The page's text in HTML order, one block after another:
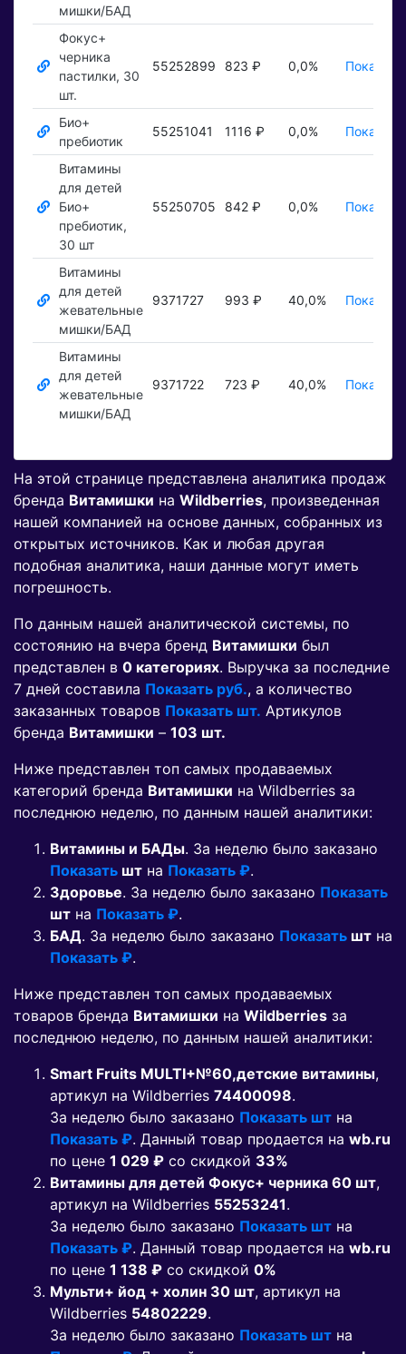
мишки/БАД
Фокус+
черника
пастилки, 30
шт.
55252899 823 ₽ 0,0%
Био+
пребиотик
55251041 1116 ₽ 0,0%
Витамины
для детей
Био+
пребиотик,
30 шт
55250705 842 ₽ 0,0%
Витамины
для детей
жевательные
мишки/БАД
9371727 993 ₽ 40,0%
Витамины
для детей
жевательные
мишки/БАД
9371722 723 ₽ 40,0%
На этой странице представлена аналитика продаж
бренда Витамишки на Wildberries, произведенная
нашей компанией на основе данных, собранных из
открытых источников. Как и любая другая
подобная аналитика, наши данные могут иметь
погрешность.
По данным нашей аналитической системы, по
состоянию на вчера бренд Витамишки был
представлен в 0 категориях. Выручка за последние
7 дней составила Показать руб., а количество
заказанных товаров Показать шт. Артикулов
бренда Витамишки – 103 шт.
Ниже представлен топ самых продаваемых
категорий бренда Витамишки на Wildberries за
последнюю неделю, по данным нашей аналитики:
Витамины и БАДы. За неделю было заказано
Показать шт на Показать ₽.
Здоровье. За неделю было заказано Показать
шт на Показать ₽.
БАД. За неделю было заказано Показать шт на
Показать ₽.
Ниже представлен топ самых продаваемых
товаров бренда Витамишки на Wildberries за
последнюю неделю, по данным нашей аналитики:
Smart Fruits MULTI+№60,детские витамины,
артикул на Wildberries 74400098.
За неделю было заказано Показать шт на
Показать ₽. Данный товар продается на wb.ru
по цене 1 029 ₽ co скидкой 33%
Витамины для детей Фокус+ черника 60 шт,
артикул на Wildberries 55253241.
За неделю было заказано Показать шт на
Показать ₽. Данный товар продается на wb.ru
по цене 1 138 ₽ co скидкой 0%
Мульти+ йод + холин 30 шт, артикул на
Wildberries 54802229.
За неделю было заказано Показать шт на